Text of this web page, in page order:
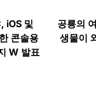
iOS 및
콘솔용
W 발표
공룡의
생물이